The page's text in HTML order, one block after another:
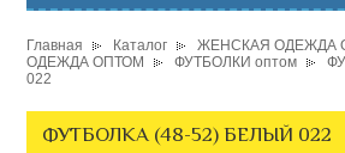
Главная Каталог ЖЕНСКАЯ ОДЕЖДА
ОДЕЖДА ОПТОМ
ФУТБОЛКИ оптом
022
ФУТБОЛКА (48-52) БЕЛЫЙ 022